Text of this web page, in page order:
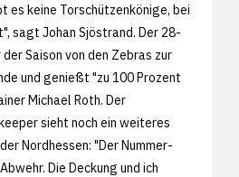
es keine Torschützenkönige, bei
sagt Johan Sjöstrand. Der 28-
Saison von den Zebras zur
und genießt "zu 100 Prozent
Michael Roth. Der
sieht noch ein weiteres
Nordhessen: "Der Nummer-
Die Deckung und ich